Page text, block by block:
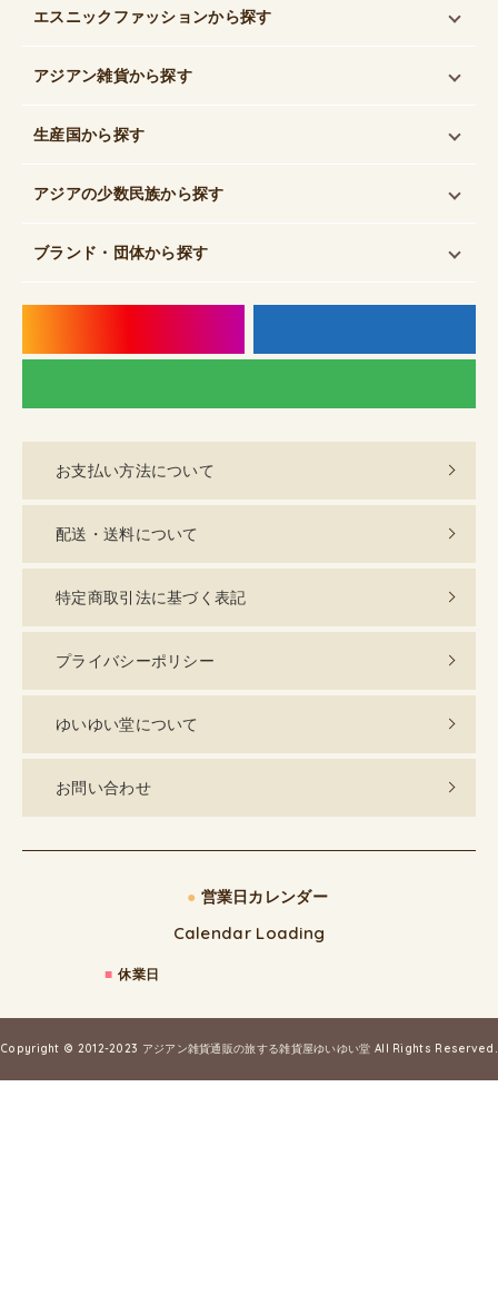
エスニックファッションから探す
アジアン雑貨から探す
生産国から探す
アジアの少数民族から探す
ブランド・団体から探す
お支払い方法について
配送・送料について
特定商取引法に基づく表記
プライバシーポリシー
ゆいゆい堂について
お問い合わせ
● 営業日カレンダー
Calendar Loading
■ 休業日
Copyright © 2012-2023 アジアン雑貨通販の旅する雑貨屋ゆいゆい堂 All Rights Reserved.